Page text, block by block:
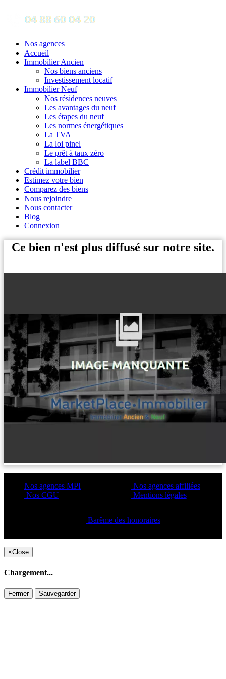
Nos agences
Accueil
Immobilier Ancien
Nos biens anciens
Investissement locatif
Immobilier Neuf
Nos résidences neuves
Les avantages du neuf
Les étapes du neuf
Les normes énergétiques
La TVA
La loi pinel
Le prêt à taux zéro
La label BBC
Crédit immobilier
Estimez votre bien
Comparez des biens
Nous rejoindre
Nous contacter
Blog
Connexion
Ce bien n'est plus diffusé sur notre site.
Nos agences MPI
Nos CGU
Nos agences affiliées
Mentions légales
Barême des honoraires
×Close
Chargement...
Fermer Sauvegarder